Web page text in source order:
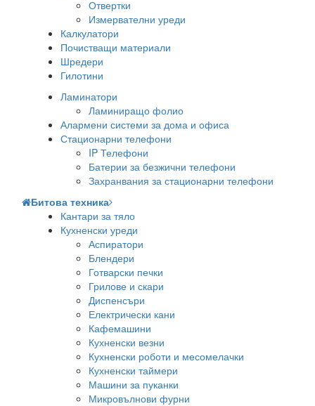
Отвертки
Измервателни уреди
Калкулатори
Почистващи материали
Шредери
Гилотини
Ламинатори
Ламиниращо фолио
Алармени системи за дома и офиса
Стационарни телефони
IP Телефони
Батерии за безжични телефони
Захранвания за стационарни телефони
Битова техника
Кантари за тяло
Кухненски уреди
Аспиратори
Блендери
Готварски печки
Грилове и скари
Диспенсъри
Електрически кани
Кафемашини
Кухненски везни
Кухненски роботи и месомелачки
Кухненски таймери
Машини за пуканки
Микровълнови фурни